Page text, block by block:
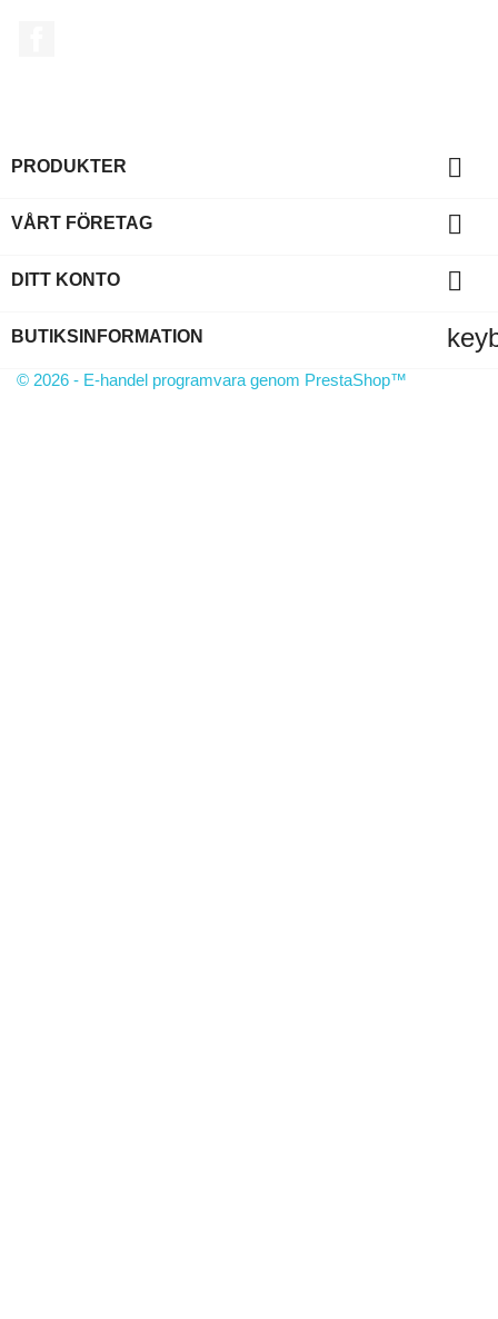
PRODUKTER 
VÅRT FÖRETAG 
DITT KONTO 
BUTIKSINFORMATION
© 2026 - E-handel programvara genom PrestaShop™